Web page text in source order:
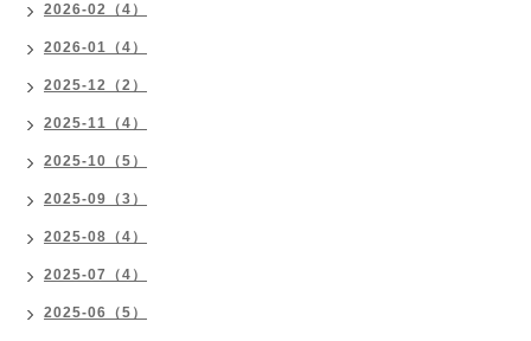
2026-02（4）
2026-01（4）
2025-12（2）
2025-11（4）
2025-10（5）
2025-09（3）
2025-08（4）
2025-07（4）
2025-06（5）